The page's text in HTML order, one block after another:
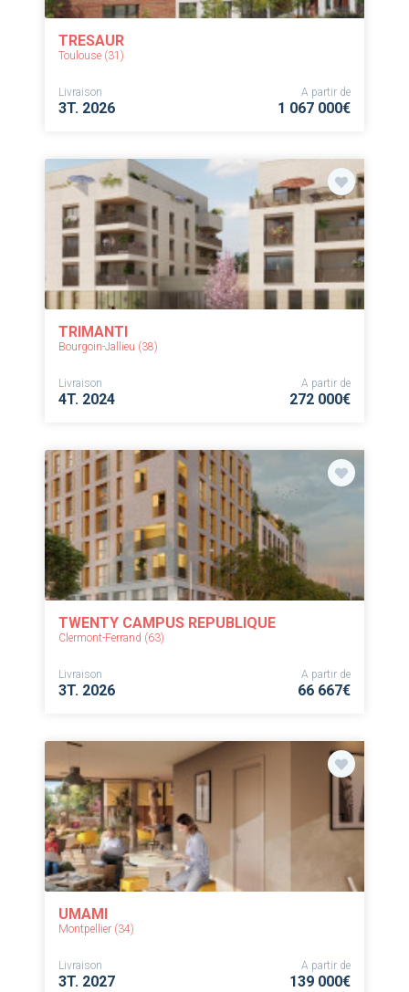
TRESAUR
Toulouse (31)
Livraison
3T. 2026
A partir de
1 067 000€
TRIMANTI
Bourgoin-Jallieu (38)
Livraison
4T. 2024
A partir de
272 000€
TWENTY CAMPUS REPUBLIQUE
Clermont-Ferrand (63)
Livraison
3T. 2026
A partir de
66 667€
UMAMI
Montpellier (34)
Livraison
3T. 2027
A partir de
139 000€